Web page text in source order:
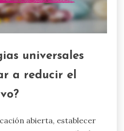
universales
a reducir el
abierta, establecer